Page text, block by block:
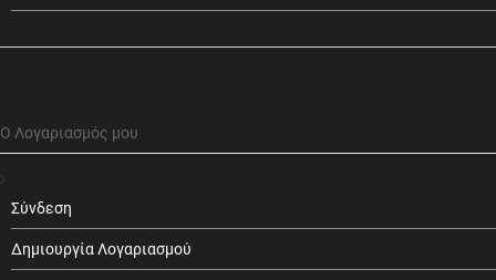
Ο Λογαριασμός μου
Σύνδεση
Δημιουργία Λογαριασμού